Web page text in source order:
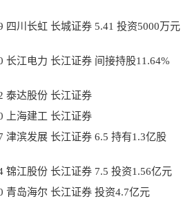
四川长虹 长城证券 5.41 投资5000万元
长江电力 长江证券 间接持股11.64%
泰达股份 长江证券
上海建工 长江证券
津滨发展 长江证券 6.5 持有1.3亿股
锦江股份 长江证券 7.5 投资1.56亿元
青岛海尔 长江证券 投资4.7亿元